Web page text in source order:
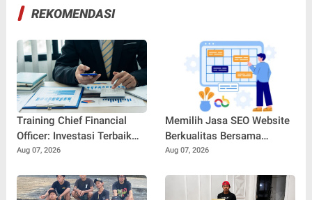
REKOMENDASI
Training Chief Financial
Officer: Investasi Terbaik
untuk Mencetak Pemimpin
Aug 07, 2026
Memilih Jasa SEO Website
Berkualitas Bersama
SEOBITT untuk
Bisnis
Aug 07, 2026